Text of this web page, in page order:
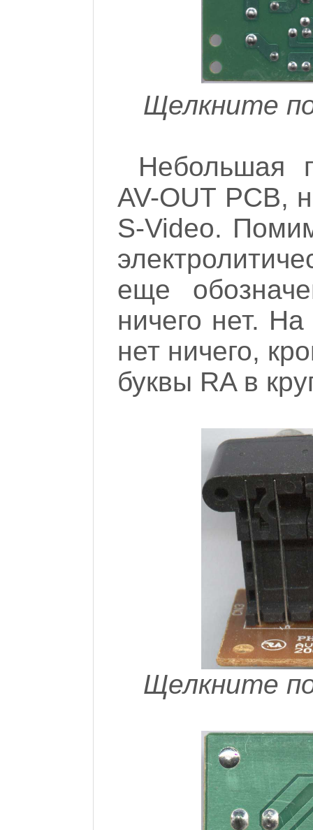
Щелкните
Небольшая
AV-OUT PCB,
S-Video.
еще
ничего нет.
нет ничего,
буквы RA в
Щелкните